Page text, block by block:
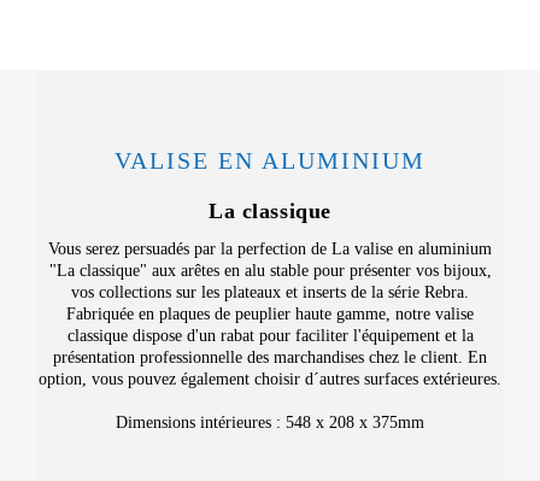
VALISE EN ALUMINIUM
La classique
Vous serez persuadés par la perfection de La valise en aluminium
"La classique" aux arêtes en alu stable pour présenter vos bijoux,
vos collections sur les plateaux et inserts de la série Rebra.
Fabriquée en plaques de peuplier haute gamme, notre valise
classique dispose d'un rabat pour faciliter l'équipement et la
présentation professionnelle des marchandises chez le client. En
option, vous pouvez également choisir d´autres surfaces extérieures.
Dimensions intérieures : 548 x 208 x 375mm